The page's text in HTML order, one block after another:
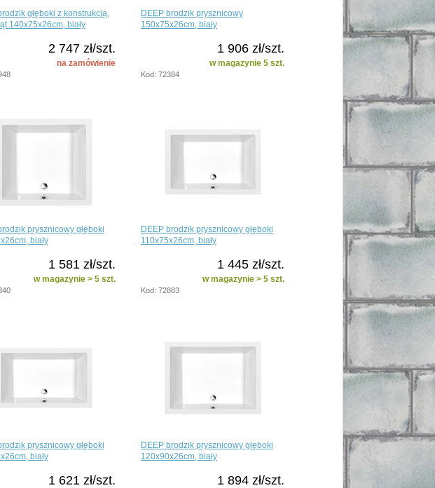
głęboki z konstrukcją,
140x75x26cm, biały
2 747 zł/szt.
na zamówienie
DEEP brodzik prysznicowy
150x75x26cm, biały
1 906 zł/szt.
w magazynie 5 szt.
Kod: 72384
prysznicowy głęboki
biały
1 581 zł/szt.
w magazynie > 5 szt.
DEEP brodzik prysznicowy głęboki
110x75x26cm, biały
1 445 zł/szt.
w magazynie > 5 szt.
Kod: 72883
prysznicowy głęboki
biały
1 621 zł/szt.
DEEP brodzik prysznicowy głęboki
120x90x26cm, biały
1 894 zł/szt.